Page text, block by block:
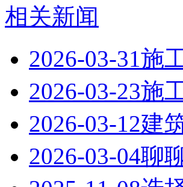
相关新闻
2026-03-31施
2026-03-23施
2026-03-12建
2026-03-04聊